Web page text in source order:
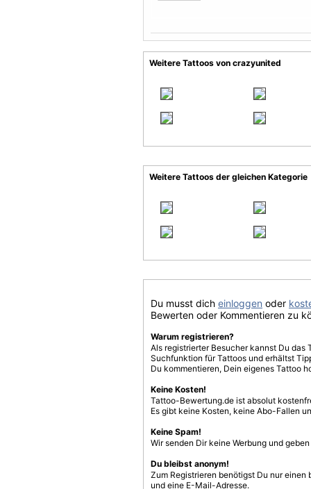
Weitere Tattoos von crazyunited
Weitere Tattoos der gleichen Kategorie
Du musst dich einloggen oder
Bewerten oder Kommentieren zu
Warum registrieren?
Als registrierter Besucher kannst Du
Suchfunktion für Tattoos und erhältst
Du kommentieren, Dein eigenes Tattoo
Keine Kosten!
Tattoo-Bewertung.de ist absolut
Es gibt keine Kosten, keine Abo-Fallen
Keine Spam!
Wir senden Dir keine Werbung und
Du bleibst anonym!
Zum Registrieren benötigst Du nur einen
und eine E-Mail-Adresse.